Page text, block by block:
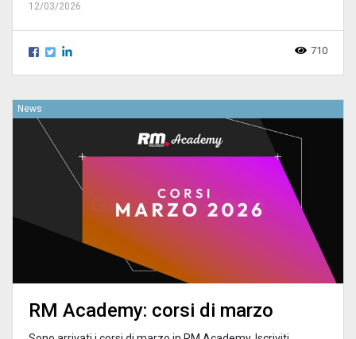
12/03/2026
710
News
RM Academy: corsi di marzo